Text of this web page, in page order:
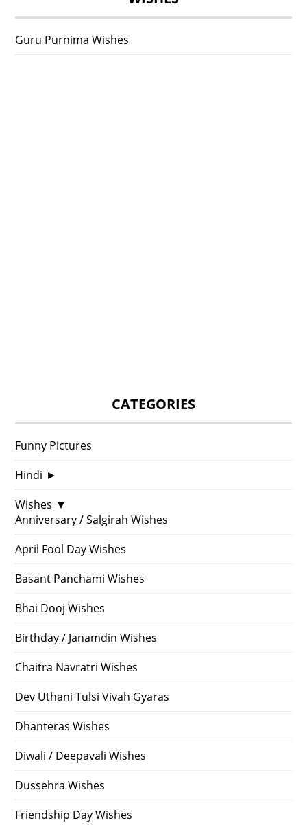
Guru Purnima Wishes
CATEGORIES
Funny Pictures
Hindi ►
Wishes ▼
Anniversary / Salgirah Wishes
April Fool Day Wishes
Basant Panchami Wishes
Bhai Dooj Wishes
Birthday / Janamdin Wishes
Chaitra Navratri Wishes
Dev Uthani Tulsi Vivah Gyaras
Dhanteras Wishes
Diwali / Deepavali Wishes
Dussehra Wishes
Friendship Day Wishes